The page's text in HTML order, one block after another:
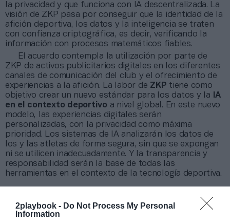
2playbook - Do Not Process My Personal
Information
la privacidad y que funciona con IA descentralizada. La
visión de ZKP pasa por conseguir que la identidad de la
afición deportiva, los datos y la inteligencia se traten
con confianza criptográfica, es decir, verificando la
información con procesos matemáticos fiables.
El acuerdo contempla la utilización por parte de
ZKP de activos publicitarios digitales en los diferentes
canales de comunicación del club y el ofrecimiento de
experiencias a la afición. La labor de ZKP tiene como
objetivo crear un nuevo estándar para los datos y la
IA
en el contexto deportivo a nivel global. En este nuevo
modelo, las experiencias digitales serán
personalizadas, con la privacidad como máxima
prioridad. Los sistemas de IA analizarán los datos de
los y las atletas de forma segura, sin que se expongan
ni se utilicen inadecuadamente. Y la transparencia y
responsabilidad serán la base de todas las
herramientas en el contexto de la tecnología deportiva.
¡Envíanos tus casos de activaciones!
Intelligence 2P